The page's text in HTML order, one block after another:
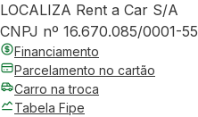
LOCALIZA Rent a Car S/A
CNPJ nº 16.670.085/0001-55
Financiamento
Parcelamento no cartão
Carro na troca
Tabela Fipe